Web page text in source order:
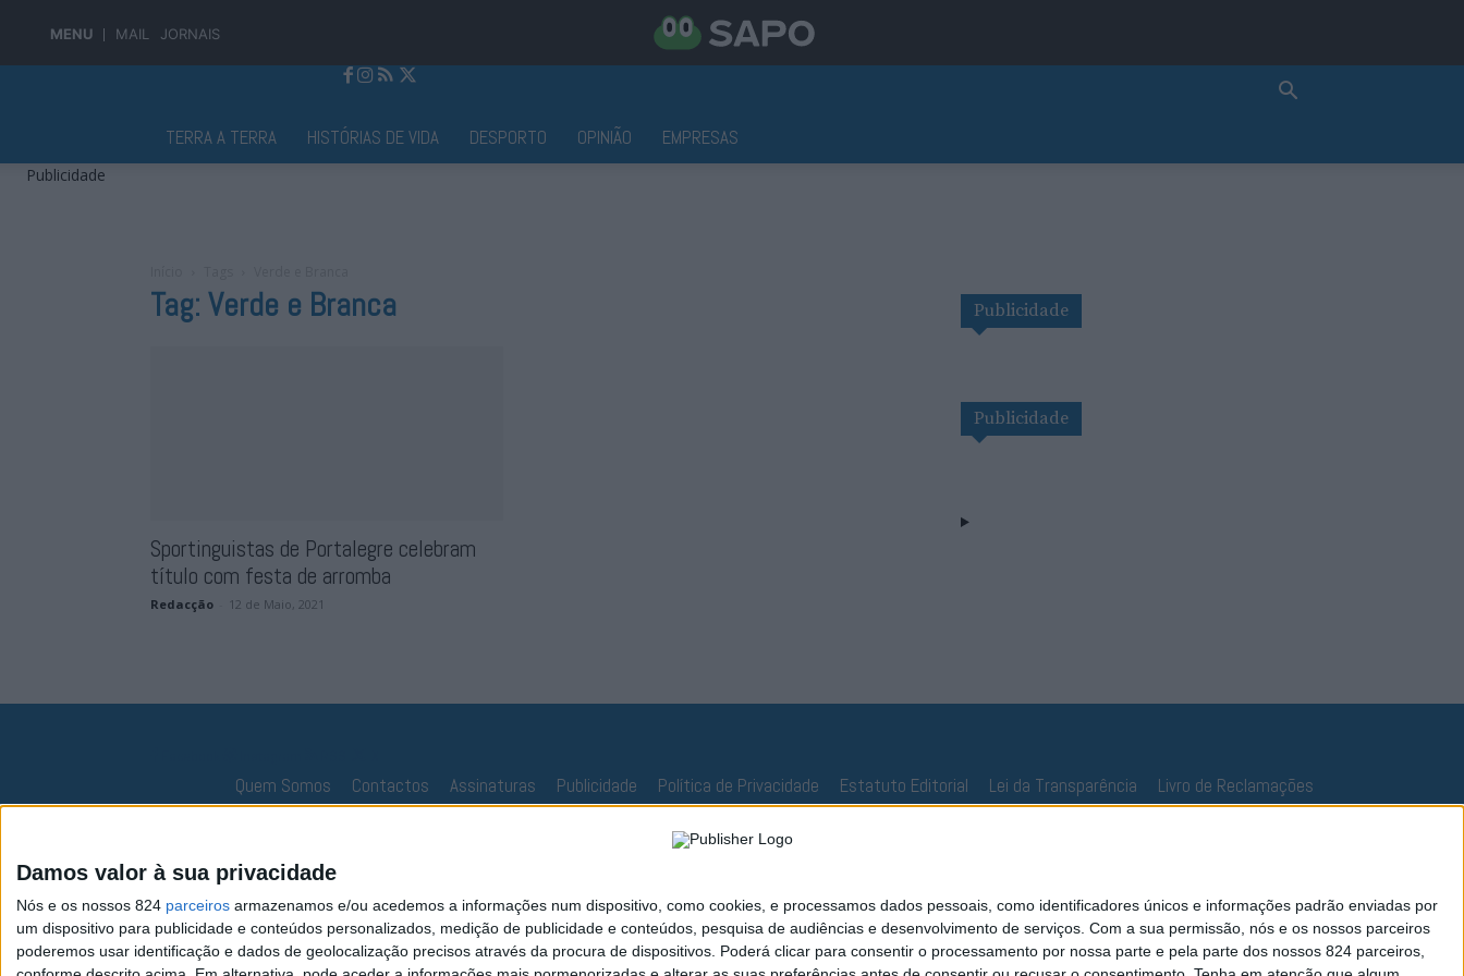
Damos valor à sua privacidade
Nós e os nossos 824 parceiros armazenamos e/ou acedemos a informações num dispositivo, como cookies, e processamos dados pessoais, como identificadores únicos e informações padrão enviadas por
um dispositivo para publicidade e conteúdos personalizados, medição de publicidade e conteúdos, pesquisa de audiências e desenvolvimento de serviços. Com a sua permissão, nós e os nossos parceiros
poderemos usar identificação e dados de geolocalização precisos através da procura de dispositivos. Poderá clicar para consentir o processamento por nossa parte e pela parte dos nossos 824 parceiros,
MENU MAIL JORNAIS
TERRA A TERRA HISTÓRIAS DE VIDA DESPORTO OPINIÃO EMPRESAS
Publicidade
Tag: Verde e Branca
Sportinguistas de Portalegre celebram
título com festa de arromba
Redacção 12 de Maio, 2021
Publicidade
Publicidade
Quem Somos Contactos Assinaturas Publicidade Política de Privacidade Estatuto Editorial Lei da Transparência Livro de Reclamações